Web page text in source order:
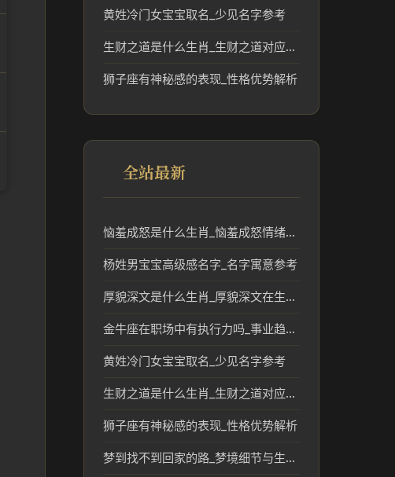
黄姓冷门女宝宝取名_少见名字参考
生财之道是什么生肖_生财之道对应的生肖文化解读
狮子座有神秘感的表现_性格优势解析
全站最新
恼羞成怒是什么生肖_恼羞成怒情绪对应的生肖解析
杨姓男宝宝高级感名字_名字寓意参考
厚貌深文是什么生肖_厚貌深文在生肖文化中的象征意义
金牛座在职场中有执行力吗_事业趋势分析
黄姓冷门女宝宝取名_少见名字参考
生财之道是什么生肖_生财之道对应的生肖文化解读
狮子座有神秘感的表现_性格优势解析
梦到找不到回家的路_梦境细节与生活参考